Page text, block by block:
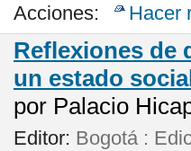
Acciones: Hacer
Reflexiones de
un estado
por Palacio
Editor: Bogotá :